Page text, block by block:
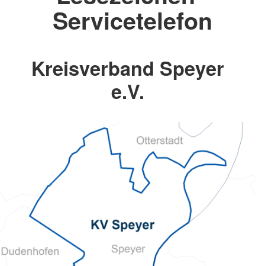
Servicetelefon
Kreisverband Speyer
e.V.